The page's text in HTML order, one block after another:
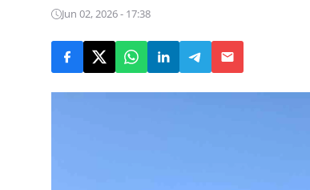
Jun 02, 2026 - 17:38